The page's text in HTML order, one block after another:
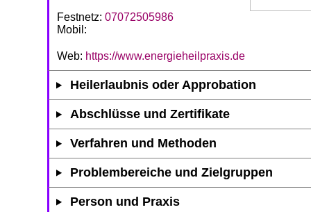
Festnetz: 07072505986
Mobil:
Web: https://www.energieheilpraxis.de
Heilerlaubnis oder Approbation
Abschlüsse und Zertifikate
Verfahren und Methoden
Problembereiche und Zielgruppen
Person und Praxis